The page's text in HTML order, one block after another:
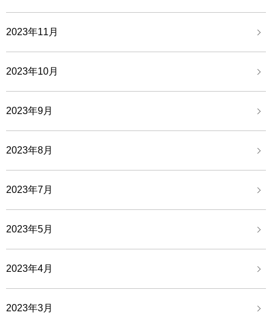
2023年11月
2023年10月
2023年9月
2023年8月
2023年7月
2023年5月
2023年4月
2023年3月